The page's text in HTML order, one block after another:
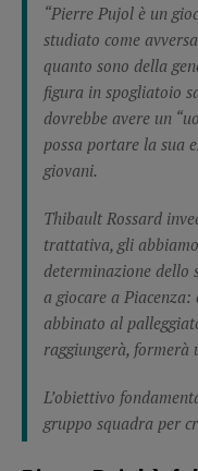
“Pierre Pujol è un
studiato come
quanto sono della
figura in spogliatoio
dovrebbe avere un
possa portare la sua
giovani.
Thibault Rossard
trattativa, gli
determinazione dello
a giocare a Piacenza:
abbinato al
raggiungerà, formerà
L’obiettivo
gruppo squadra per